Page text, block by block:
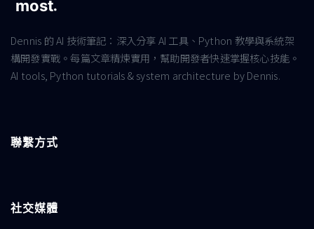
Dennis 的 AI 技術筆記：深入分享 AI 工具、Python 教學與系統架
構開發實戰。每篇文章精煉實用，幫助開發者快速掌握核心技能。
AI tools, Python tutorials & system architecture by Dennis.
聯繫方式
社交媒體